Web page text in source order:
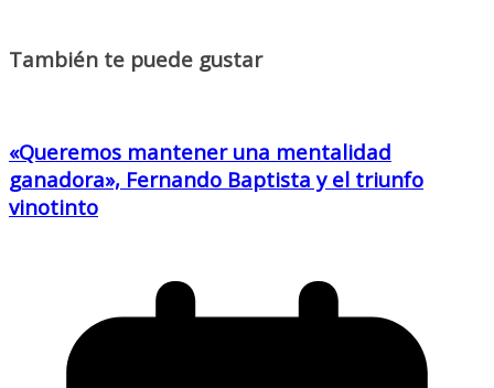
También te puede gustar
«Queremos mantener una mentalidad
ganadora», Fernando Baptista y el triunfo
vinotinto